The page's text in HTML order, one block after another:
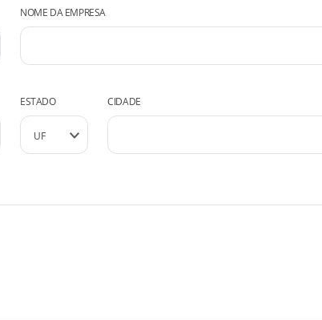
NOME DA EMPRESA
ESTADO CIDADE